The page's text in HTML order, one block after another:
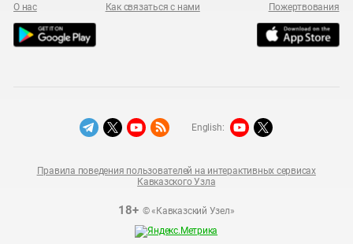
О нас Как связаться с нами Пожертвования
18+© «Кавказский Узел»
Правила поведения пользователей на интерактивных сервисах
Кавказского Узла
English: